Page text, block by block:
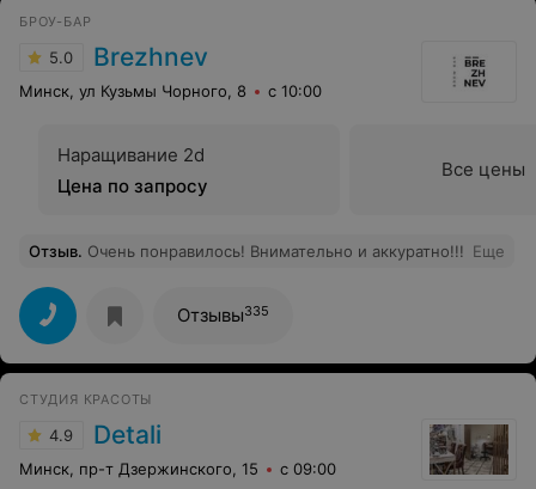
БРОУ-БАР
5.0 Brezhnev
Минск, ул Кузьмы Чорного, 8 с 10:00
Наращивание 2d
Цена по запросу
Все цены
Отзыв. Очень понравилось! Внимательно и аккуратно!!! Еще
Отзывы335
СТУДИЯ КРАСОТЫ
4.9 Detali
Минск, пр-т Дзержинского, 15 с 09:00